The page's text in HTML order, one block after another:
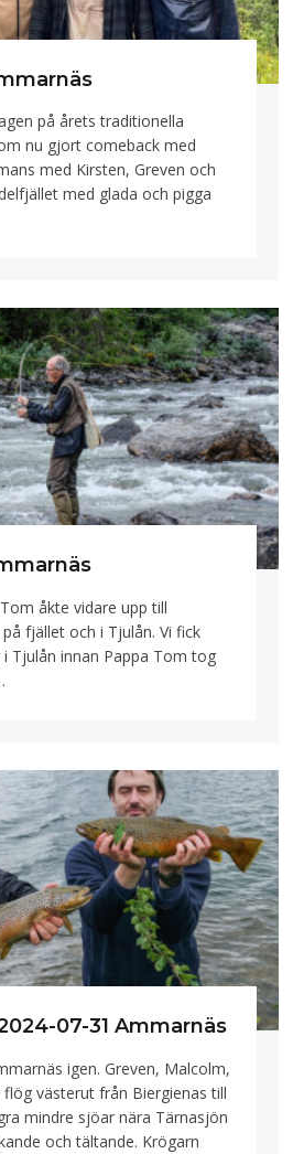
på årets traditionella
nu gjort comeback med
med Kirsten, Greven och
med glada och pigga
åkte vidare upp till
fjället och i Tjulån. Vi fick
Tjulån innan Pappa Tom tog
07-31 Ammarnäs
igen. Greven, Malcolm,
västerut från Biergienas till
mindre sjöar nära Tärnasjön
och tältande. Krögarn